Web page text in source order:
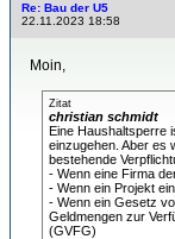
Re: Bau der U5
22.11.2023 18:58
Moin,
Zitat
christian schmidt
Eine Haushaltsperre
einzugehen. Aber es
bestehende
- Wenn eine Firma
- Wenn ein Projekt
- Wenn ein Gesetz
Geldmengen zur
(GVFG)